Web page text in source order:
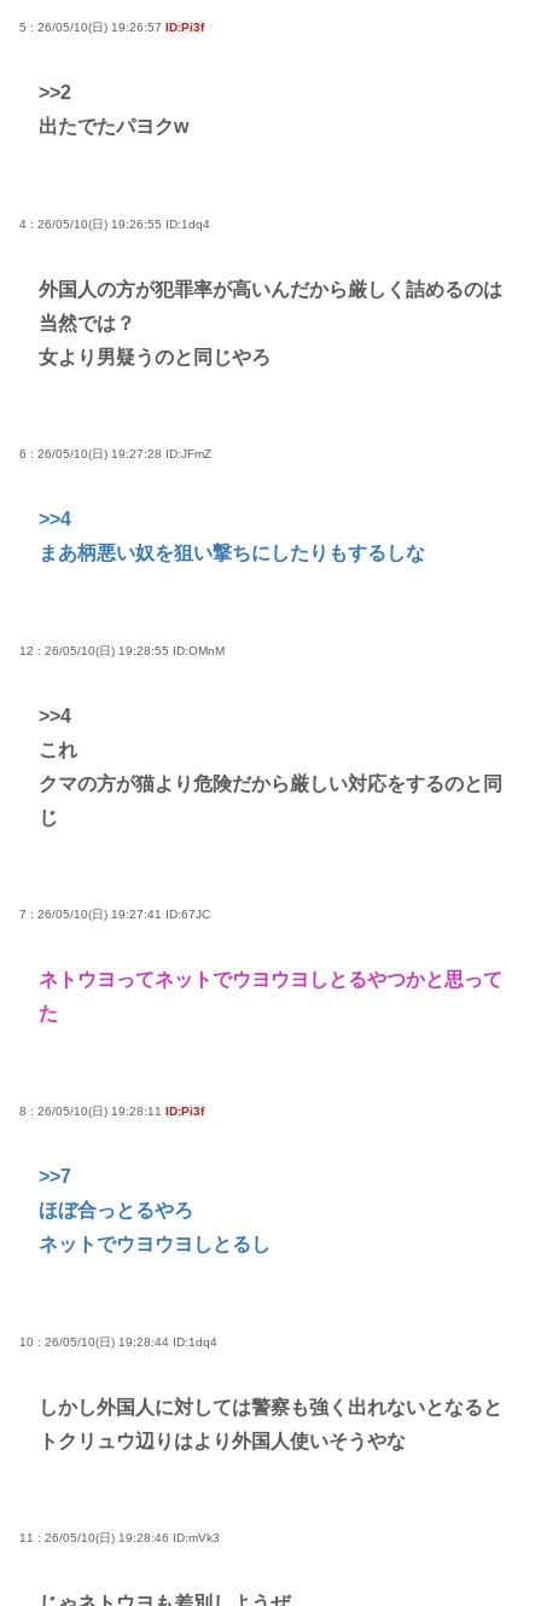
5 : 26/05/10(日) 19:26:57 ID:Pi3f
>>2
出たでたパヨクw
4 : 26/05/10(日) 19:26:55 ID:1dq4
外国人の方が犯罪率が高いんだから厳しく詰めるのは
当然では？
女より男疑うのと同じやろ
6 : 26/05/10(日) 19:27:28 ID:JFmZ
>>4
まあ柄悪い奴を狙い撃ちにしたりもするしな
12 : 26/05/10(日) 19:28:55 ID:OMnM
>>4
これ
クマの方が猫より危険だから厳しい対応をするのと同
じ
7 : 26/05/10(日) 19:27:41 ID:67JC
ネトウヨってネットでウヨウヨしとるやつかと思って
た
8 : 26/05/10(日) 19:28:11 ID:Pi3f
>>7
ほぼ合っとるやろ
ネットでウヨウヨしとるし
10 : 26/05/10(日) 19:28:44 ID:1dq4
しかし外国人に対しては警察も強く出れないとなると
トクリュウ辺りはより外国人使いそうやな
11 : 26/05/10(日) 19:28:46 ID:mVk3